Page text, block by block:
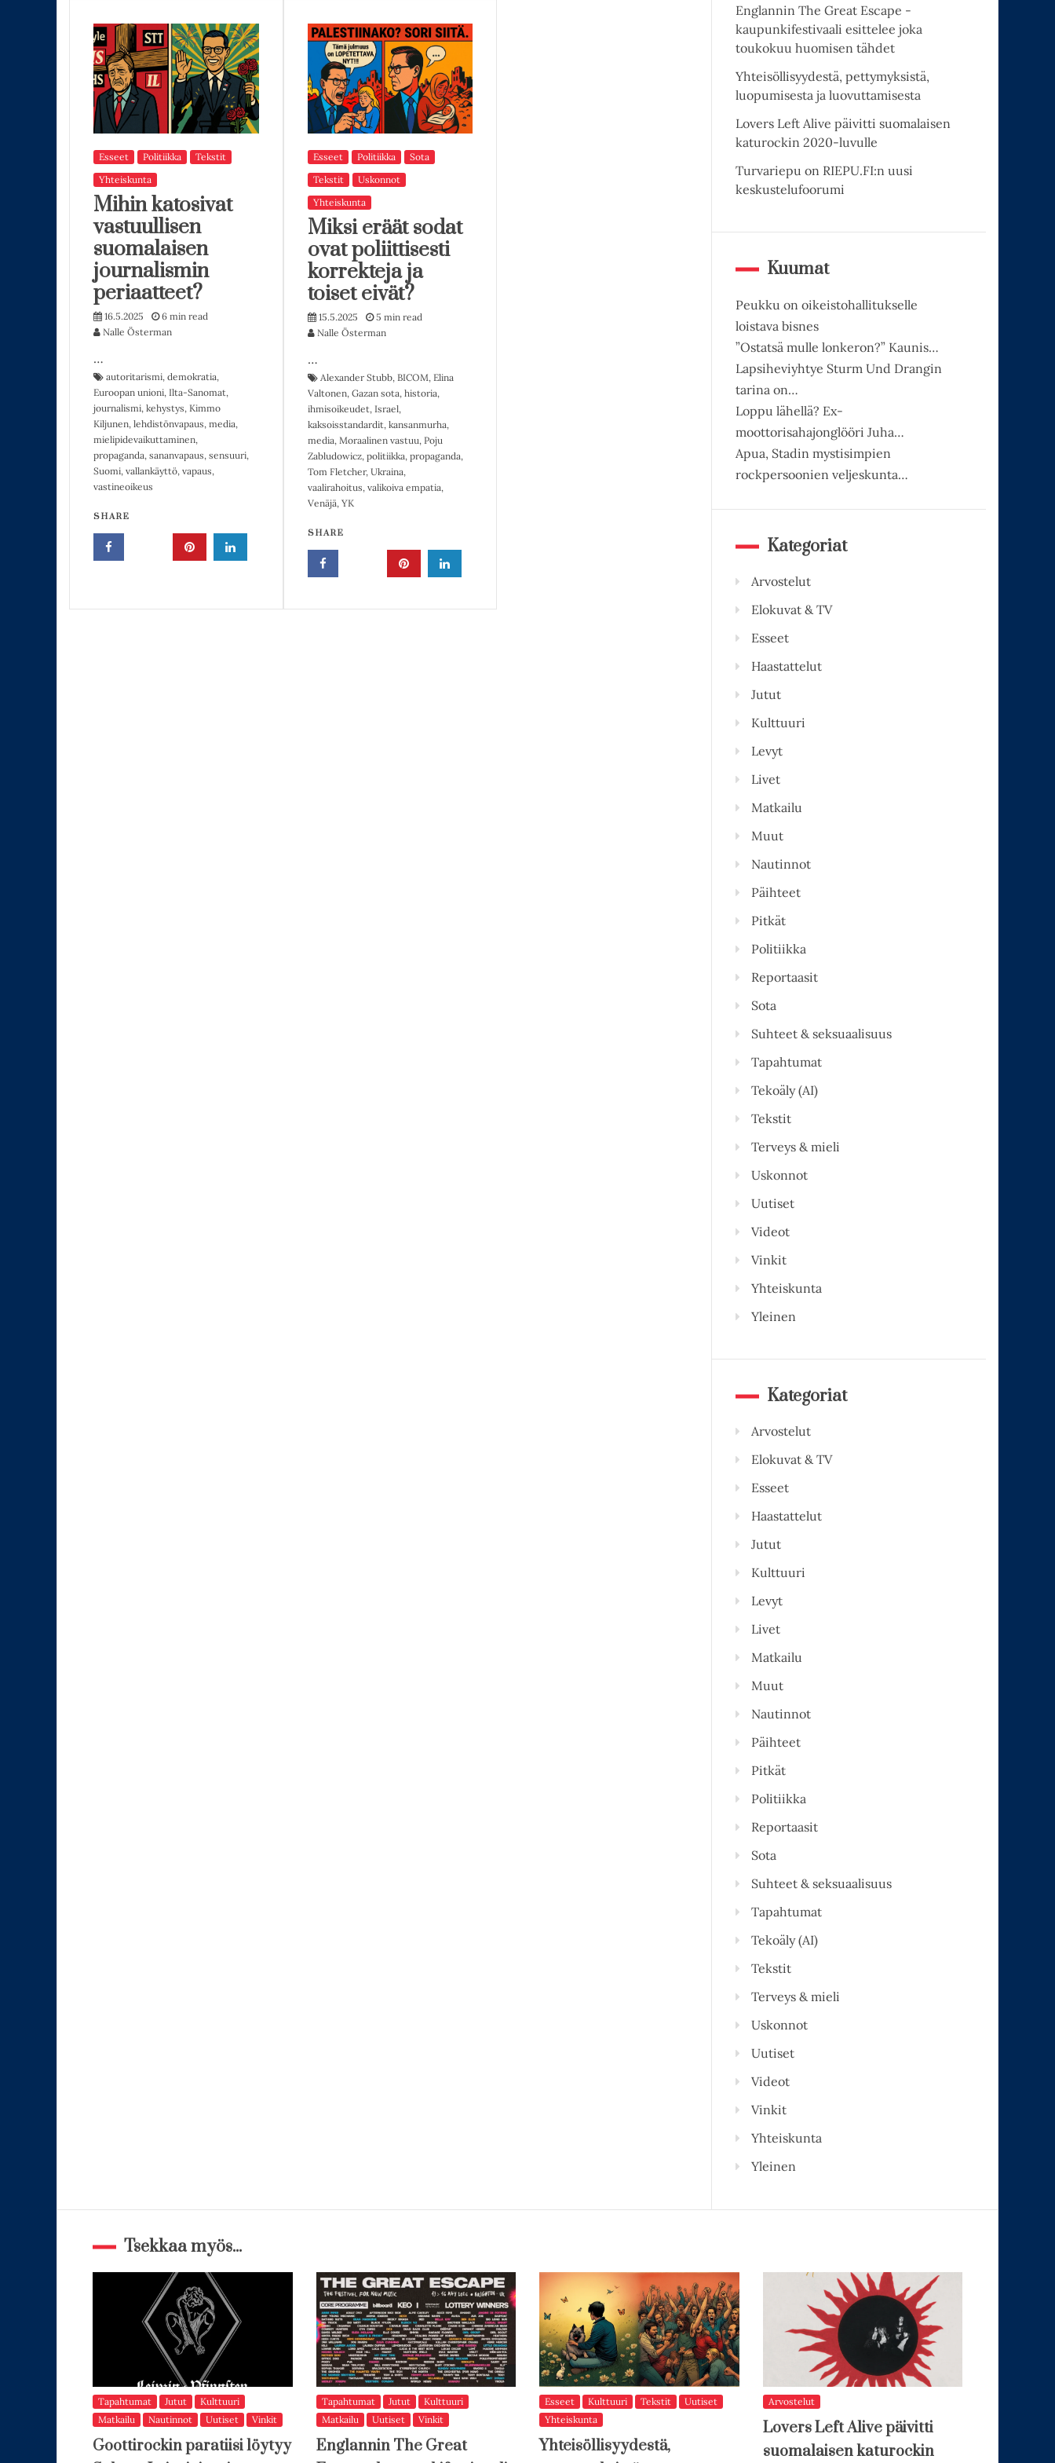
Esseet Politiikka
Tekstit
Yhteiskunta
Mihin katosivat
vastuullisen
suomalaisen
journalismin
periaatteet?
16.5.2025
6 min read
Nalle Österman
…
autoritarismi, demokratia,
Euroopan unioni, Ilta-Sanomat,
journalismi, kehystys, Kimmo
Kiljunen, lehdistönvapaus, media,
mielipidevaikuttaminen,
propaganda, sananvapaus, sensuuri,
Suomi, vallankäyttö, vapaus,
vastineoikeus
SHARE
Esseet Politiikka
Sota
Tekstit
Uskonnot
Yhteiskunta
Miksi eräät sodat
ovat poliittisesti
korrekteja ja
toiset eivät?
15.5.2025
5 min read
Nalle Österman
…
Alexander Stubb, BICOM, Elina
Valtonen, Gazan sota, historia,
ihmisoikeudet, Israel,
kaksoisstandardit, kansanmurha,
media, Moraalinen vastuu, Poju
Zabludowicz, politiikka, propaganda,
Tom Fletcher, Ukraina,
vaalirahoitus, valikoiva empatia,
Venäjä, YK
SHARE
Englannin The Great Escape -
kaupunkifestivaali esittelee joka
toukokuu huomisen tähdet
Yhteisöllisyydestä, pettymyksistä,
luopumisesta ja luovuttamisesta
Lovers Left Alive päivitti suomalaisen
katurockin 2020-luvulle
Turvariepu on RIEPU.FI:n uusi
keskustelufoorumi
Kuumat
Peukku on oikeistohallitukselle
loistava bisnes
”Ostatsä mulle lonkeron?” Kaunis…
Lapsiheviyhtye Sturm Und Drangin
tarina on…
Loppu lähellä? Ex-
moottorisahajonglööri Juha…
Apua, Stadin mystisimpien
rockpersoonien veljeskunta…
Kategoriat
Arvostelut
Elokuvat & TV
Esseet
Haastattelut
Jutut
Kulttuuri
Levyt
Livet
Matkailu
Muut
Nautinnot
Päihteet
Pitkät
Politiikka
Reportaasit
Sota
Suhteet & seksuaalisuus
Tapahtumat
Tekoäly (AI)
Tekstit
Terveys & mieli
Uskonnot
Uutiset
Videot
Vinkit
Yhteiskunta
Yleinen
Kategoriat
Arvostelut
Elokuvat & TV
Esseet
Haastattelut
Jutut
Kulttuuri
Levyt
Livet
Matkailu
Muut
Nautinnot
Päihteet
Pitkät
Politiikka
Reportaasit
Sota
Suhteet & seksuaalisuus
Tapahtumat
Tekoäly (AI)
Tekstit
Terveys & mieli
Uskonnot
Uutiset
Videot
Vinkit
Yhteiskunta
Yleinen
Tsekkaa myös...
Tapahtumat Jutut
Kulttuuri
Matkailu
Nautinnot Uutiset Vinkit
Goottirockin paratiisi löytyy
Tapahtumat Jutut
Kulttuuri
Matkailu
Uutiset Vinkit
Englannin The Great
Esseet Kulttuuri Tekstit
Uutiset
Yhteiskunta
Yhteisöllisyydestä,
Arvostelut
Lovers Left Alive päivitti
suomalaisen katurockin